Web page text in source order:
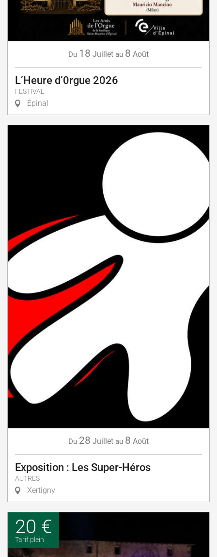
Du 18 Juillet au 8 Août
L’Heure d’0rgue 2026
FESTIVAL
Épinal
Du 28 Juillet au 8 Août
Exposition : Les Super-Héros
AUTRES
Xertigny
20 €
Tarif plein